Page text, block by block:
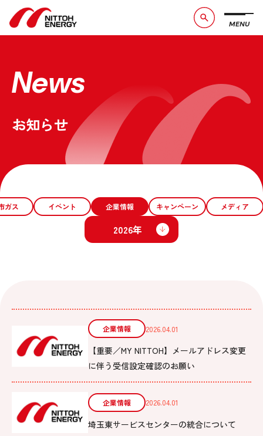
MENU
ブランドメッセージ
事業紹介
お問い合わせ
サービスサイト
News
お知らせ
ガス イベント 企業情報 キャンペーン メディア
2026年
企業情報 2026.04.01
【重要／MY NITTOH】メールアドレス変更
に伴う受信設定確認のお願い
企業情報 2026.04.01
埼玉東サービスセンターの統合について